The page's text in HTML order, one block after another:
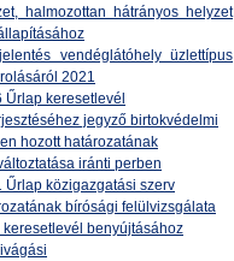
halmozottan hátrányos helyzet
vendéglátóhely üzlettípus
2021
Űrlap keresetlevél
jegyző birtokvédelmi
hozott határozatának
iránti perben
Űrlap közigazgatási szerv
bírósági felülvizsgálata
keresetlevél benyújtásához